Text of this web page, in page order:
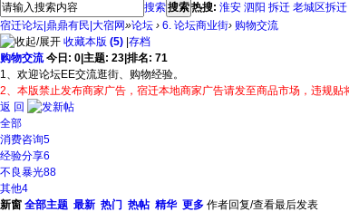
搜索搜索热搜: 淮安 泗阳 拆迁 老城区拆迁
宿迁论坛|鼎鼎有民|大宿网»论坛 › 6. 论坛商业街› 购物交流
收藏本版 (5) 存档
购物交流 今日: 0 主题: 23 排名: 71
1、欢迎论坛EE交流逛街、购物经验。
2、本版禁止发布商家广告，宿迁本地商家广告请发至商品市场，违规贴
返 回
全部
消费咨询5
经验分享6
不良暴光88
其他4
新窗 全部主题 最新 热门 热帖 精华 更多 作者回复/查看最后发表